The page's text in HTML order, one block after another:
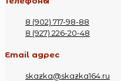
8 (902) 717-98-88
8 (927) 226-20-48
Email адрес
skazka@skazka164.ru